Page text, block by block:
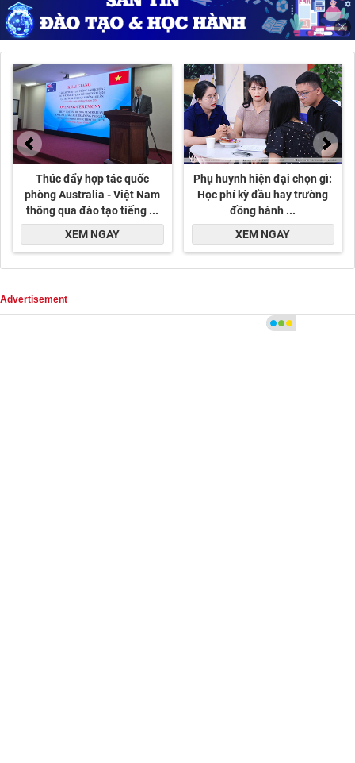
Advertisement